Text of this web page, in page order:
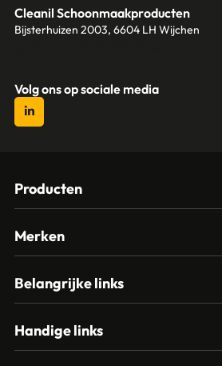
Cleanil Schoonmaakproducten
Bijsterhuizen 2003, 6604 LH Wijchen
Volg ons op sociale media
Producten
Glasbewassing
Materialen
Papier – Dispensers - Toiletinrichting
Merken
Spectro
Vikan
Belangrijke links
Contact
Handige links